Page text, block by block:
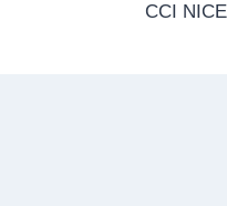
CCI NICE